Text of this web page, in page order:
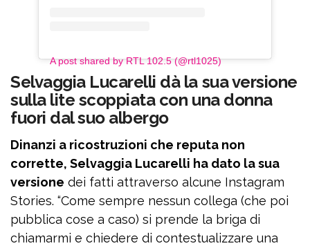
A post shared by RTL 102.5 (@rtl1025)
Selvaggia Lucarelli dà la sua versione
sulla lite scoppiata con una donna
fuori dal suo albergo
Dinanzi a ricostruzioni che reputa non
corrette, Selvaggia Lucarelli ha dato la sua
versione dei fatti attraverso alcune Instagram
Stories. “Come sempre nessun collega (che poi
pubblica cose a caso) si prende la briga di
chiamarmi e chiedere di contestualizzare una